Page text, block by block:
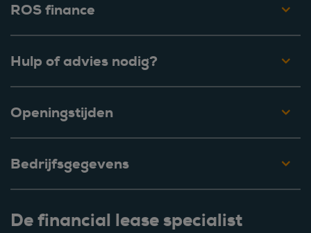
ROS finance
Hulp of advies nodig?
Openingstijden
Bedrijfsgegevens
De financial lease specialist